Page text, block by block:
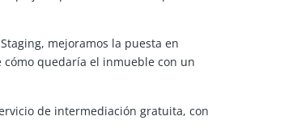
mejoramos la puesta en
quedaría el inmueble con un
de intermediación gratuita, con